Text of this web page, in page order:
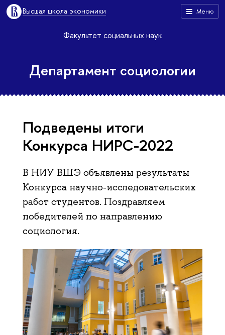
Меню
Высшая школа экономики
Факультет социальных наук
Департамент социологии
Подведены итоги
Конкурса НИРС-2022
В НИУ ВШЭ объявлены результаты
Конкурса научно-исследовательских
работ студентов. Поздравляем
победителей по направлению
социология.